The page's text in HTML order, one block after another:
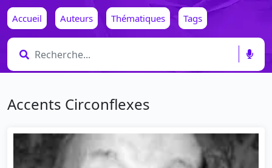
Accueil Auteurs Thématiques Tags
Accents Circonflexes